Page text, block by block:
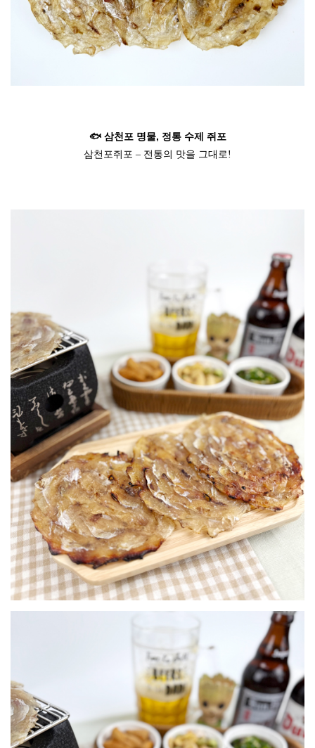
🐟 삼천포 명물, 정통 수제 쥐포
삼천포쥐포 – 전통의 맛을 그대로!